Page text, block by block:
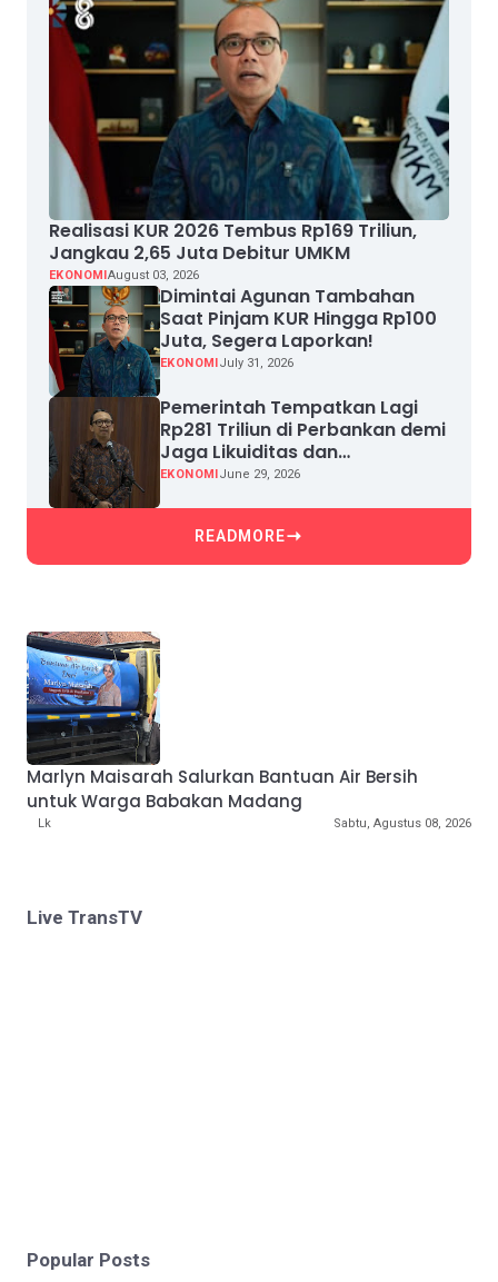
Realisasi KUR 2026 Tembus Rp169 Triliun,
Jangkau 2,65 Juta Debitur UMKM
EKONOMIAugust 03, 2026
Dimintai Agunan Tambahan
Saat Pinjam KUR Hingga Rp100
Juta, Segera Laporkan!
EKONOMIJuly 31, 2026
Pemerintah Tempatkan Lagi
Rp281 Triliun di Perbankan demi
Jaga Likuiditas dan
Pertumbuhan Kredit
EKONOMIJune 29, 2026
READMORE
Marlyn Maisarah Salurkan Bantuan Air Bersih
untuk Warga Babakan Madang
Lk Sabtu, Agustus 08, 2026
Live TransTV
Popular Posts